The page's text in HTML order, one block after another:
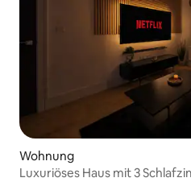
Wohnung
Luxuriöses Haus mit 3